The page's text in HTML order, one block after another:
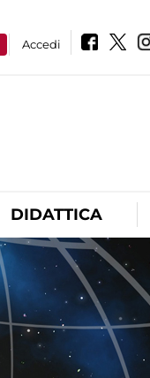
Accedi
DIDATTICA